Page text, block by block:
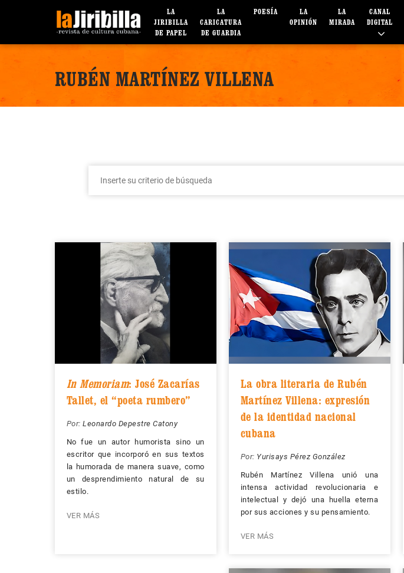
LA
JIRIBILLA
DE PAPEL
LA
CARICATURA
DE GUARDIA
POESÍA
LA
OPINIÓN
LA
MIRADA
CANAL
DIGITAL
RUBÉN MARTÍNEZ VILLENA
In Memoriam: José Zacarías
Tallet, el “poeta rumbero”
Por: Leonardo Depestre Catony
No fue un autor humorista sino un
escritor que incorporó en sus textos
la humorada de manera suave, como
un desprendimiento natural de su
estilo.
VER MÁS
La obra literaria de Rubén
Martínez Villena: expresión
de la identidad nacional
cubana
Por: Yurisays Pérez González
Rubén Martínez Villena unió una
intensa actividad revolucionaria e
intelectual y dejó una huella eterna
por sus acciones y su pensamiento.
VER MÁS